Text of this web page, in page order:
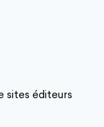
sites éditeurs